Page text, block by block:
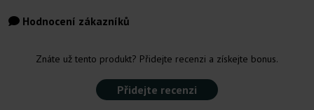
Hodnocení zákazníků
Znáte už tento produkt? Přidejte recenzi a získejte bonus.
Přidejte recenzi